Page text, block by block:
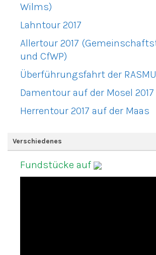
Wilms)
Lahntour 2017
Allertour 2017
und CfWP)
Überführungsfahrt der
Damentour auf der Mosel 2017
Herrentour 2017 auf der Maas
Verschiedenes
Fundstücke auf